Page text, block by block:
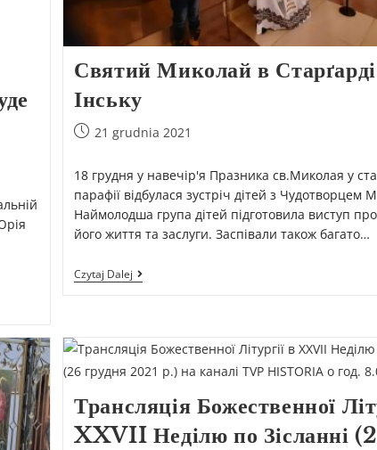
Святий Миколай в
Інську
21 grudnia 2021
18 грудня у навечір'я Празника св.Миколая у
парафії відбулася зустріч дітей з Чудотворцем
Наймолодша група дітей підготовила виступ
його життя та заслуги. Заспівали також багато…
Czytaj Dalej
Трансляція Божественної
XXVII Неділю по Зісланні